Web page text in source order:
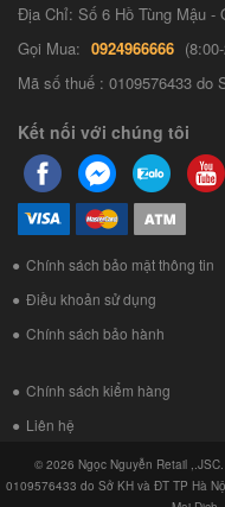
Địa Chỉ: Số 6 Hồ Tùng Mậu -
Gọi Mua: 0924966666
Mã số thuế : 0109576433 do
Kết nối với chúng tôi
Chính sách bảo mật thông tin
Điều khoản sử dụng
Chính sách bảo hành
Chính sách kiểm hàng
Liên hệ
© 2026 Ngọc Nguyễn Retail
0109576433 do Sở KH và ĐT TP Hà